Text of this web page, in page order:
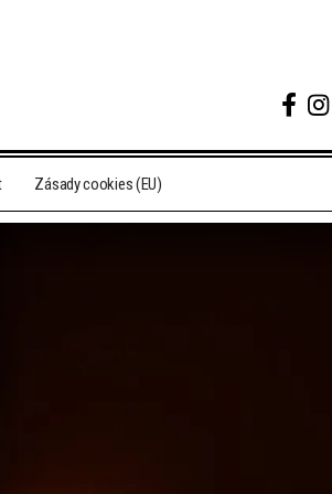
Zásady cookies (EU)